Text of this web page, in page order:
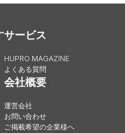
サービス
HUPRO MAGAZINE
よくある質問
会社概要
運営会社
お問い合わせ
ご掲載希望の企業様へ